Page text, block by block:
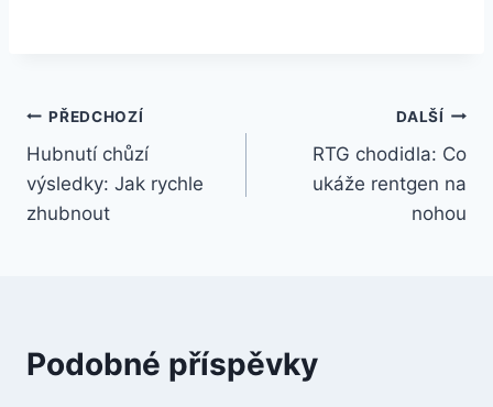
Navigace
pro
příspěvek
PŘEDCHOZÍ
Hubnutí chůzí
výsledky: Jak rychle
zhubnout
DALŠÍ
RTG chodidla: Co
ukáže rentgen na
nohou
Podobné příspěvky